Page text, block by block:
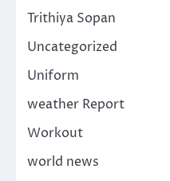
Trithiya Sopan
Uncategorized
Uniform
weather Report
Workout
world news